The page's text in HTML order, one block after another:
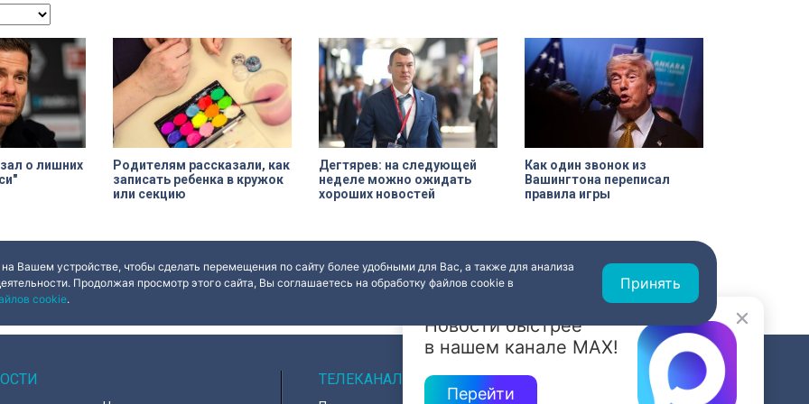
Done
о лишних
Родителям рассказали, как
записать ребенка в кружок
или секцию
Дегтярев: на следующей
неделе можно ожидать
хороших новостей
Как один звонок из
Вашингтона переписал
правила игры
Новости быстрее
в нашем канале MAX!
Перейти
Вашем устройстве, чтобы сделать перемещения по сайту более удобными для Вас, а также для анализа
Продолжая просмотр этого сайта, Вы соглашаетесь на обработку файлов cookie в
cookie.
Принять
ТЕЛЕКАНАЛ